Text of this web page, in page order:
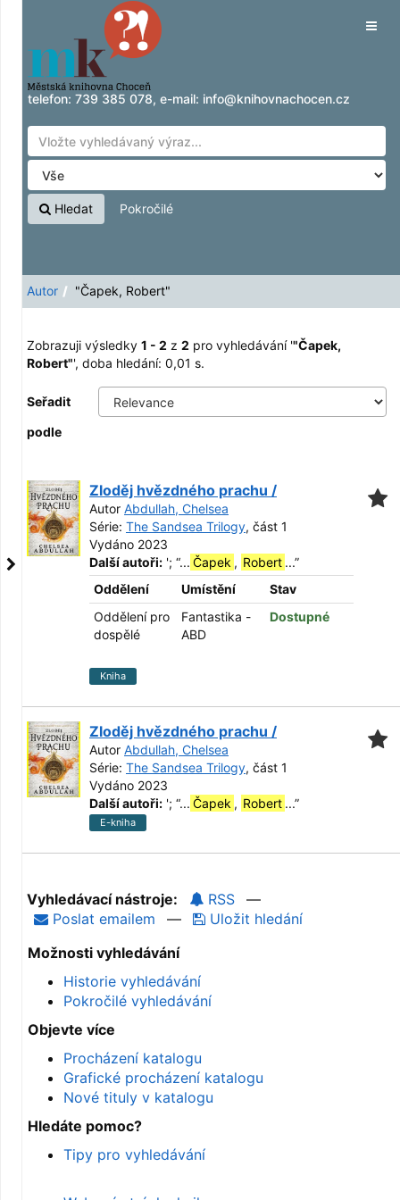
Zobrazuji výsledky1 - 2z
Přeskočit na obsah
telefon: 739 385 078, e-mail: info@knihovnachocen.cz
Hledat Pokročilé
Autor "Čapek, Robert"
Zobrazuji výsledky 1 - 2 z 2 pro vyhledávání '"Čapek,
Robert"', doba hledání: 0,01 s.
Seřadit
podle
Zloděj hvězdného prachu /
Autor Abdullah, Chelsea
Série: The Sandsea Trilogy, část 1
Vydáno 2023
Další autoři: '; “... Čapek , Robert ...”
Oddělení
Umístění
Stav
Oddělení pro
dospělé
Fantastika -
ABD
Dostupné
Kniha
Zloděj hvězdného prachu /
Autor Abdullah, Chelsea
Série: The Sandsea Trilogy, část 1
Vydáno 2023
Další autoři: '; “... Čapek , Robert ...”
E-kniha
Vyhledávací nástroje: RSS
—
Poslat emailem
—
Uložit hledání
Možnosti vyhledávání
Historie vyhledávání
Pokročilé vyhledávání
Objevte více
Procházení katalogu
Grafické procházení katalogu
Nové tituly v katalogu
Hledáte pomoc?
Tipy pro vyhledávání